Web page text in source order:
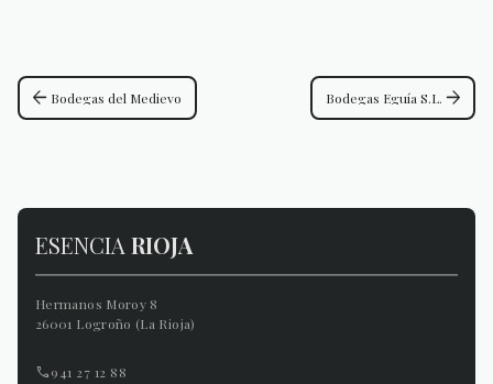
arrow_back Bodegas del Medievo Bodegas Eguía S.L. arrow_forward
ESENCIARIOJA
Hermanos Moroy 8
26001 Logroño (La Rioja)
941 27 12 88